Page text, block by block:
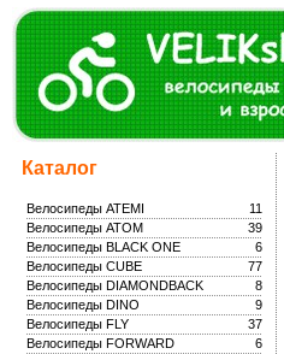
Каталог
11
Велосипеды ATEMI
39
Велосипеды ATOM
6
Велосипеды BLACK ONE
77
Велосипеды CUBE
8
Велосипеды DIAMONDBACK
9
Велосипеды DINO
37
Велосипеды FLY
6
Велосипеды FORWARD